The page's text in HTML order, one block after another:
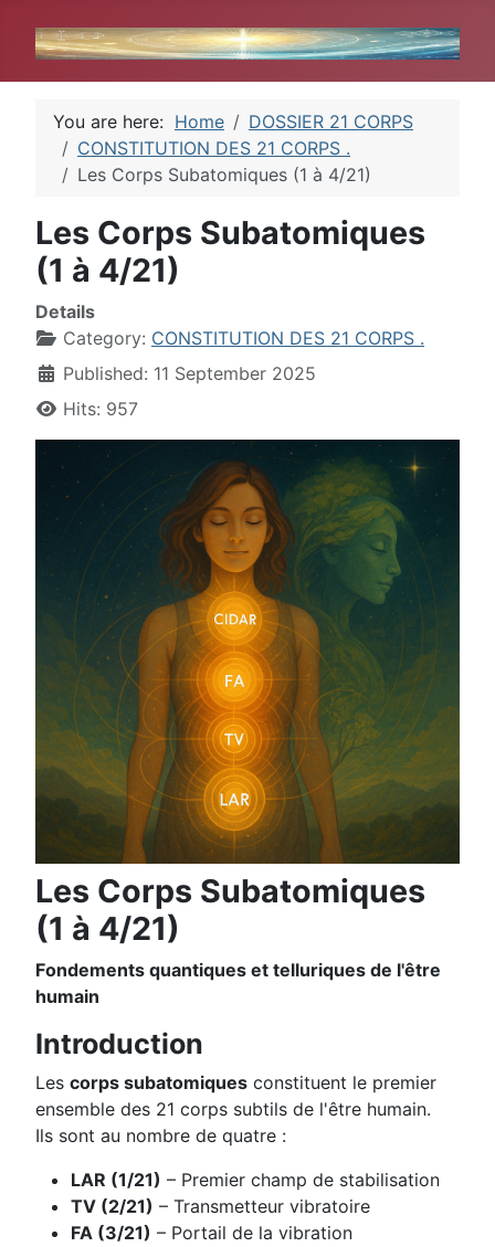
You are here: Home
DOSSIER 21 CORPS
CONSTITUTION DES 21 CORPS .
Les Corps Subatomiques (1 à 4/21)
Les Corps Subatomiques
(1 à 4/21)
Details
Category: CONSTITUTION DES 21 CORPS .
Published: 11 September 2025
Hits: 957
Les Corps Subatomiques
(1 à 4/21)
Fondements quantiques et telluriques de l'être
humain
Introduction
Les corps subatomiques constituent le premier
ensemble des 21 corps subtils de l'être humain.
Ils sont au nombre de quatre :
LAR (1/21) – Premier champ de stabilisation
TV (2/21) – Transmetteur vibratoire
FA (3/21) – Portail de la vibration